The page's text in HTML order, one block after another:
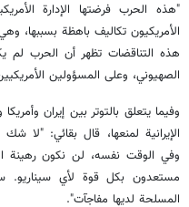
"هذه الحرب فرضتها الإدارة
الأمريكيون تكاليف باهظة بسببها،
هذه التناقضات تظهر أن الحرب لم
الصهيوني، وعلى المسؤولين
وفيما يتعلق بالتوتر بين إيران
الإيرانية لمنعها، قال بقائي: "لا
وفي الوقت نفسه، لن نكون رهينة
مستعدون بكل قوة لأي سيناريو.
المسلحة لديها مفاجآت".